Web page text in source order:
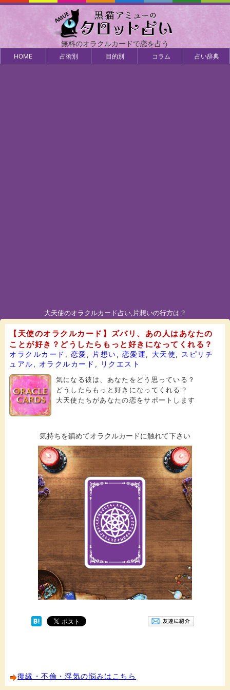
無料のオラクルカードで恋を占う
HOME 占術別 目的別 コラム 占い辞典
大天使のオラクルカード占い,片想いの行方は？
【天使のオラクルカード】ズバリ、あの人はあなたの
ことが好き？どうしたらもっと好きになってくれる？
オラクルカード , 恋愛, 片想い, 恋愛運, 大天使,
スピリチ
ュアル, オラクルカード ,
リクエスト
気になる彼は、あなたをどう思っている？
どうしたらもっと好きになってくれる？
大天使たちがあなたの恋をサポートします
気持ちを鎮めてオラクルカードに触れて下さい
復縁・不倫・浮気の悩みはこちら